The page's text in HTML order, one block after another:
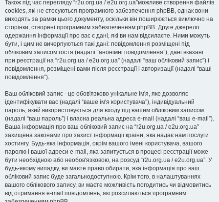
Також під час перегляду “r2u.org.ua / e2u.org.ua”можливе створення файлів
cookies, які не стосуються програмного забезпечення phpBB, однак вони
виходять за рамки цього документу, оскільки він поширюється виключно на
сторінки, створені програмним забезпеченням phpBB. Друге джерело
одержання інформації про вас є дані, які ви нам відсилаєте. Ними можуть
бути, і цим не вичерпуються такі дані: повідомлення розміщені під
обліковим записом гостя (надалі “анонімні повідомлення”), дані вказані
при реєстрації на “r2u.org.ua / e2u.org.ua” (надалі “ваш обліковий запис”) і
повідомлення, розміщені вами після реєстрації і авторизації (надалі “ваші
повідомлення”).
Ваш обліковий запис - це обов'язково унікальне ім'я, яке дозволяє
ідентифікувати вас (надалі “ваше ім'я користувача”), індивідуальний
пароль, який використовується для входу під вашим обліковим записом
(надалі “ваш пароль”) і власна реальна адреса e-mail (надалі “ваш e-mail”).
Ваша інформація про ваш обліковий запис на “r2u.org.ua / e2u.org.ua”
захищена законами про захист інформації країни, яка надає нам послуги
хостингу. Будь-яка інформація, окрім вашого імені користувача, вашого
паролю і вашої адреси e-mail, яка запитується в процесі реєстрації може
бути необхідною або необов'язковою, на розсуд “r2u.org.ua / e2u.org.ua”. У
будь-якому випадку, ви маєте право обирати, яка інформація про ваш
обліковий запис буде загальнодоступною. Крім того, в налаштуваннях
вашого облікового запису, ви маєте можливість погодитись чи відмовитись
від отримання e-mail повідомлень, які розсилаються програмним